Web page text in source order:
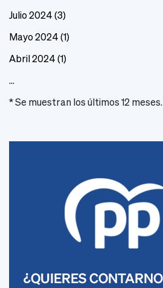
Julio 2024 (3)
Mayo 2024 (1)
Abril 2024 (1)
...
* Se muestran los últimos 12 meses.